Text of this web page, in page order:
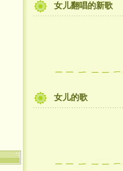
女儿翻唱的新歌
女儿的歌